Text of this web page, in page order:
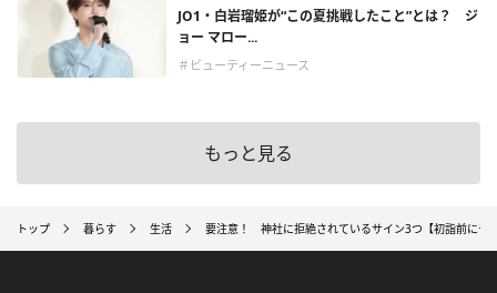
JO1・白岩瑠姫が“この夏挑戦したこと”とは？ ジ
ョー マロー...
＃ビューティーニュース
もっと見る
トップ 暮らす 生活 要注意！ 神社に拒絶されているサイン3つ【初詣前にチ